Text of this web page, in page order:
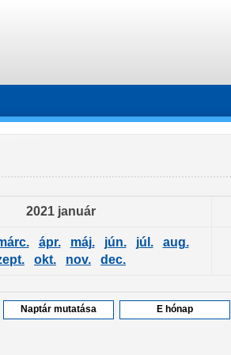
2021 január
ápr. máj. jún. júl.
aug.
okt. nov. dec.